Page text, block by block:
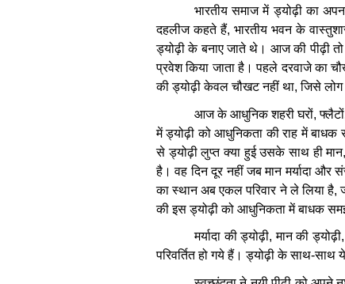
भारतीय समाज में ड्योढ़ी का
दहलीज कहते हैं,भारतीय भवन के
ड्योढ़ी के बनाए जाते थे। आज की पीढ़ी तो
प्रवेश किया जाता है। पहले दरवाजे का
की ड्योढ़ी केवल चौखट नहीं था,जिसे लोग
आज के आधुनिक शहरी घरों,फ्लैटों
में ड्योढ़ी को आधुनिकता की राह में बाधक
से ड्योढ़ी लुप्त क्या हुई उसके साथ ही मान
है। वह दिन दूर नहीं जब मान मर्यादा और
का स्थान अब एकल परिवार ने ले लिया है,
की इस ड्योढ़ी को आधुनिकता में बाधक
मर्यादा की ड्योढ़ी,मान की ड्योढ़ी
परिवर्तित हो गये हैं। ड्योढ़ी के साथ-साथ ये